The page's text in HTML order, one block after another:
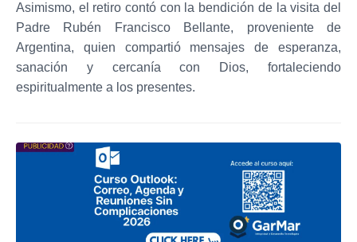
Asimismo, el retiro contó con la bendición de la visita del
Padre Rubén Francisco Bellante, proveniente de
Argentina, quien compartió mensajes de esperanza,
sanación y cercanía con Dios, fortaleciendo
espiritualmente a los presentes.